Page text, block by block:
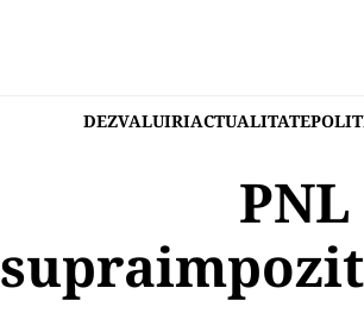
DEZVALUIRIACTUALITATE